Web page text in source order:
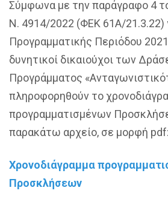
Σύμφωνα με την παράγραφο 4
Ν. 4914/2022 (ΦΕΚ 61Α/21.3.22)
Προγραμματικής Περιόδου
δυνητικοί δικαιούχοι των
Προγράμματος
πληροφορηθούν το
προγραμματισμένων
παρακάτω αρχείο, σε μορφή pdf:
Χρονοδιάγραμμα
Προσκλήσεων